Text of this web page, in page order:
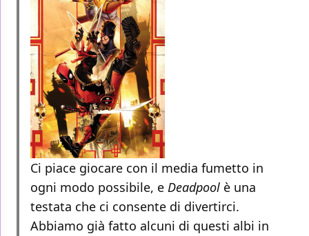
Ci piace giocare con il media fumetto in
ogni modo possibile, e Deadpool è una
testata che ci consente di divertirci.
Abbiamo già fatto alcuni di questi albi in